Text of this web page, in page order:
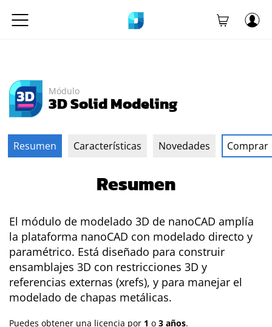
Módulo
3D Solid Modeling
Resumen Características Novedades Comprar
Resumen
El módulo de modelado 3D de nanoCAD amplía
la plataforma nanoCAD con modelado directo y
paramétrico. Está diseñado para construir
ensamblajes 3D con restricciones 3D y
referencias externas (xrefs), y para manejar el
modelado de chapas metálicas.
Puedes obtener una licencia por 1 o 3 años.